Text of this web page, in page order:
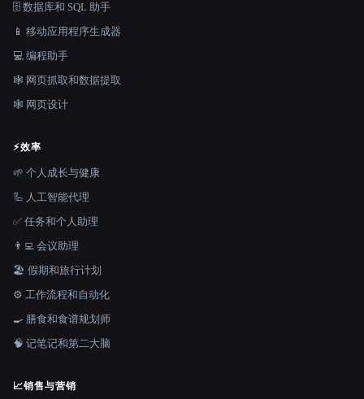
🗄️ 数据库和 SQL 助手
📱 移动应用程序生成器
💻 编程助手
🕸️ 网页抓取和数据提取
🕸 网页设计
⚡效率
🌱 个人成长与健康
🦾 人工智能代理
✅ 任务和个人助理
👨‍💻 会议助理
🏖 假期和旅行计划
⚙️ 工作流程和自动化
🍳 膳食和食谱规划师
🧠 记笔记和第二大脑
📈销售与营销